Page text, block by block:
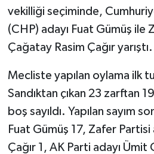
vekilliği seçiminde,
(CHP) adayı Fuat Gümüş ile
Çağatay Rasim Çağır yarıştı.
Mecliste yapılan oylama ilk
Sandıktan çıkan 23 zarftan
boş sayıldı. Yapılan sayım
Fuat Gümüş 17, Zafer Partisi
Çağır 1, AK Parti adayı Ümit